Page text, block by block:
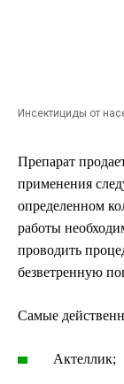
Инсектициды от
Препарат
применения
определенном
работы
проводить
безветренную
Самые
Актеллик;